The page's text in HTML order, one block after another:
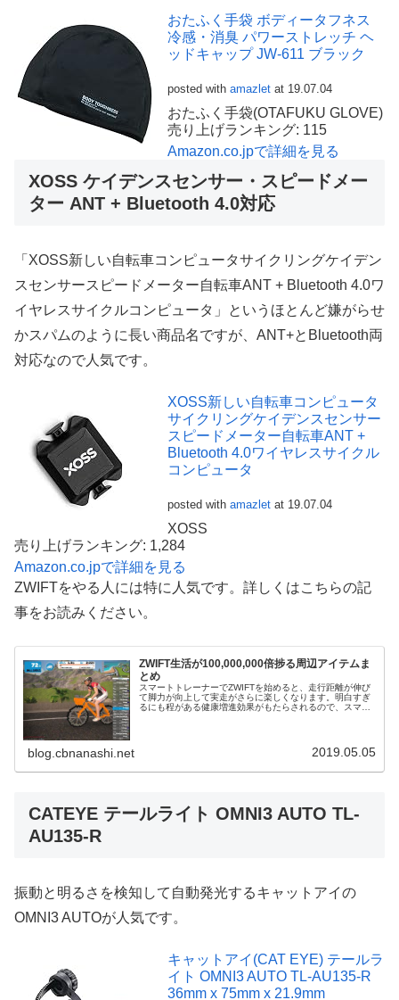
おたふく手袋 ボディータフネス
冷感・消臭 パワーストレッチ ヘ
ッドキャップ JW-611 ブラック
posted with amazlet at 19.07.04
おたふく手袋(OTAFUKU GLOVE)
売り上げランキング: 115
Amazon.co.jpで詳細を見る
XOSS ケイデンスセンサー・スピードメー
ター ANT + Bluetooth 4.0対応
「XOSS新しい自転車コンピュータサイクリングケイデン
スセンサースピードメーター自転車ANT + Bluetooth 4.0ワ
イヤレスサイクルコンピュータ」というほとんど嫌がらせ
かスパムのように長い商品名ですが、ANT+とBluetooth両
対応なので人気です。
XOSS新しい自転車コンピュータ
サイクリングケイデンスセンサー
スピードメーター自転車ANT +
Bluetooth 4.0ワイヤレスサイクル
コンピュータ
posted with amazlet at 19.07.04
XOSS
売り上げランキング: 1,284
Amazon.co.jpで詳細を見る
ZWIFTをやる人には特に人気です。詳しくはこちらの記
事をお読みください。
ZWIFT生活が100,000,000倍捗る周辺アイテムま
とめ
スマートトレーナーでZWIFTを始めると、走行距離が伸び
て脚力が向上して実走がさらに楽しくなります。明白すぎ
るにも程がある健康増進効果がもたらされるので、スマー
blog.cbnanashi.net 2019.05.05
CATEYE テールライト OMNI3 AUTO TL-
AU135-R
振動と明るさを検知して自動発光するキャットアイの
OMNI3 AUTOが人気です。
キャットアイ(CAT EYE) テールラ
イト OMNI3 AUTO TL-AU135-R
36mm x 75mm x 21.9mm